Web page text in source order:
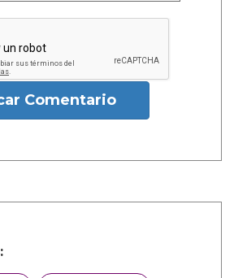
Comentario